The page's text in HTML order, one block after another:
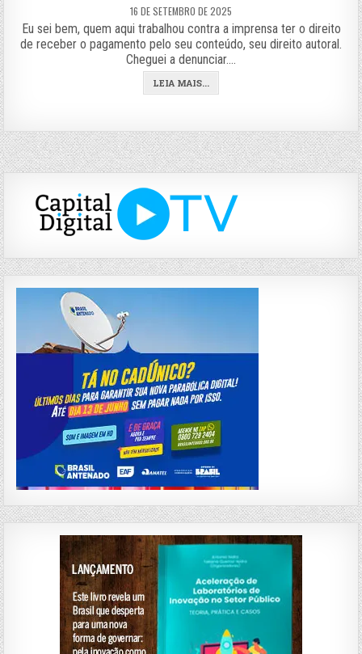
16 DE SETEMBRO DE 2025
Eu sei bem, quem aqui trabalhou contra a imprensa ter o direito
de receber o pagamento pelo seu conteúdo, seu direito autoral.
Cheguei a denunciar….
LEIA MAIS...